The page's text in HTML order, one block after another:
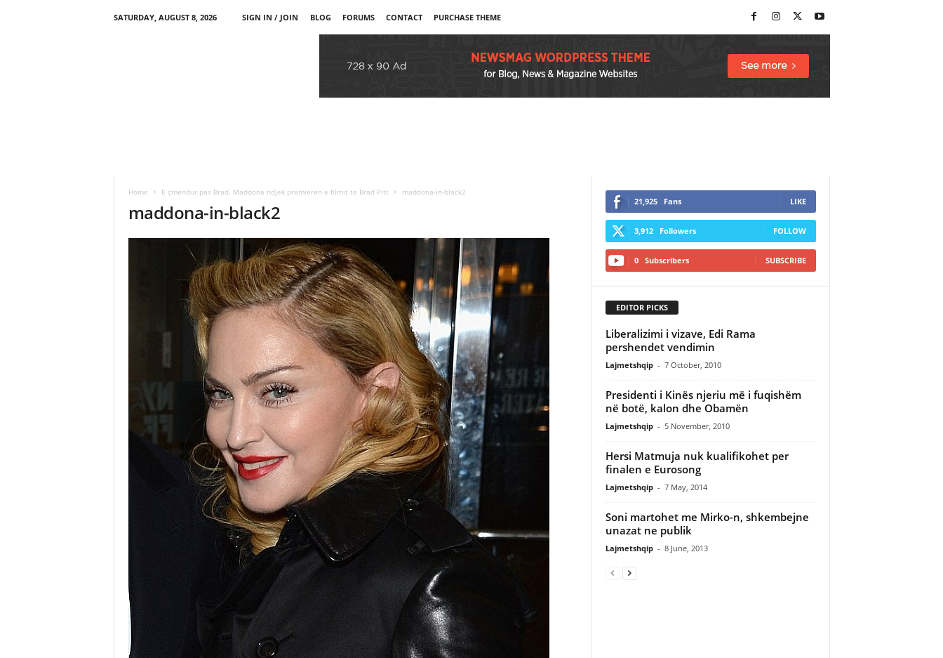
SATURDAY, AUGUST 8, 2026 SIGN IN / JOIN BLOG FORUMS CONTACT PURCHASE THEME
Home E çmendur pas Brad. Maddona ndjek premieren e filmit te Brad Pitt maddona-in-black2
maddona-in-black2 21,925 Fans LIKE
3,912 Followers FOLLOW
0 Subscribers SUBSCRIBE
EDITOR PICKS
Liberalizimi i vizave, Edi Rama
pershendet vendimin
Lajmetshqip - 7 October, 2010
Presidenti i Kinës njeriu më i fuqishëm
në botë, kalon dhe Obamën
Lajmetshqip - 5 November, 2010
Hersi Matmuja nuk kualifikohet per
finalen e Eurosong
Lajmetshqip - 7 May, 2014
Soni martohet me Mirko-n, shkembejne
unazat ne publik
Lajmetshqip - 8 June, 2013